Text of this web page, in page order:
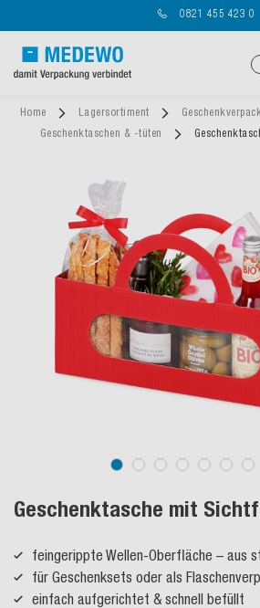
0821 455 423 0
Home Lagersortiment
Geschenktaschen & -tüten
Geschenktasche mit
feingerippte Wellen-Oberfläche – aus
für Geschenksets oder als
einfach aufgerichtet & schnell befüllt